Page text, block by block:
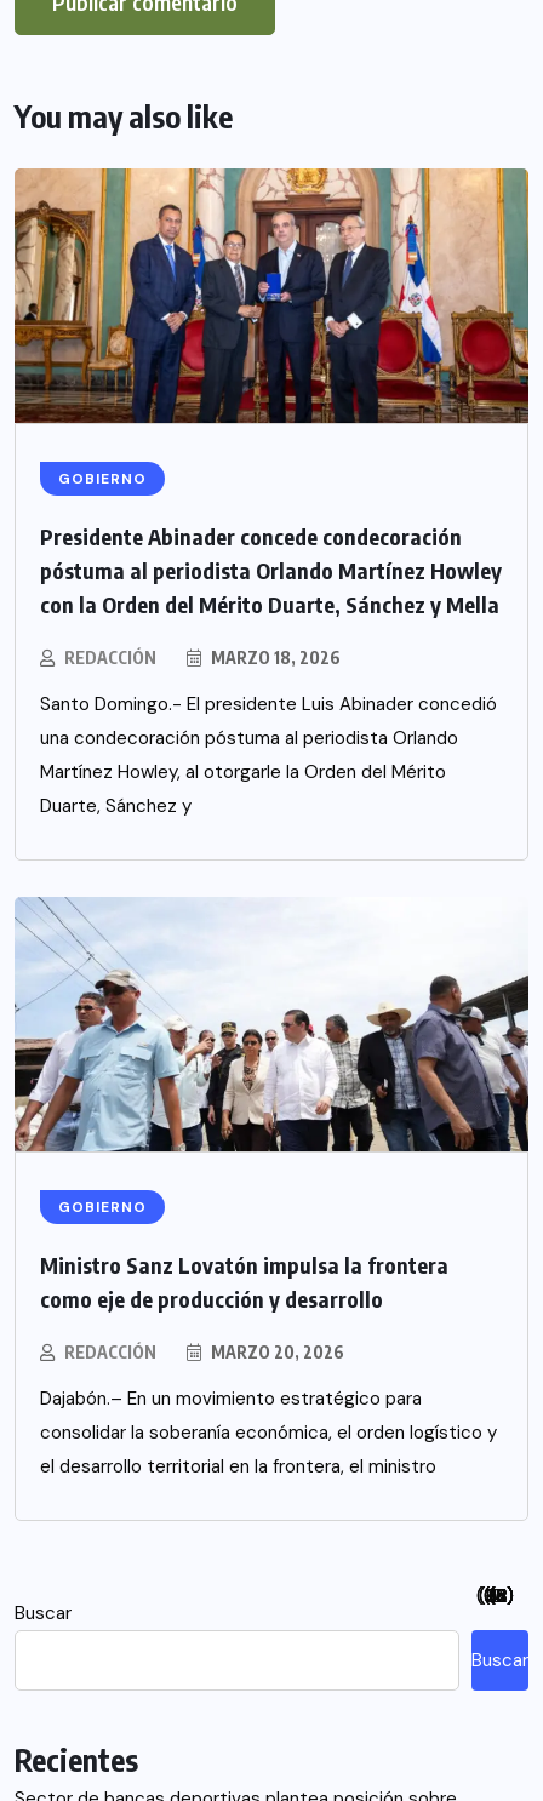
You may also like
GOBIERNO
Presidente Abinader concede condecoración
póstuma al periodista Orlando Martínez Howley
con la Orden del Mérito Duarte, Sánchez y Mella
REDACCIÓN MARZO 18, 2026
Santo Domingo.- El presidente Luis Abinader concedió
una condecoración póstuma al periodista Orlando
Martínez Howley, al otorgarle la Orden del Mérito
Duarte, Sánchez y
GOBIERNO
Ministro Sanz Lovatón impulsa la frontera
como eje de producción y desarrollo
REDACCIÓN MARZO 20, 2026
Dajabón.– En un movimiento estratégico para
consolidar la soberanía económica, el orden logístico y
el desarrollo territorial en la frontera, el ministro
Buscar
Buscar
Recientes
(5)
(26)
(21)
(12)
(7)
(94)
(48)
(115)
(26)
(18)
(2)
(6)